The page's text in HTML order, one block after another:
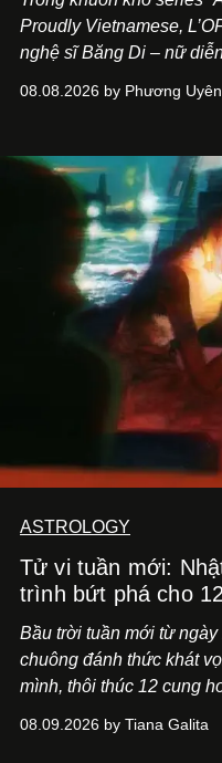
Proudly Vietnamese,
nghệ sĩ Băng Di – nữ
Kitchen Bar và SALEM tại
08.08.2026 by Phương Uyên
ASTROLOGY
Tử vi tuần mới:
trình bứt phá cho
Bầu trời tuần mới từ
chuông đánh thức khát
mình, thôi thúc 12 cung
08.09.2026 by Tiana Galita